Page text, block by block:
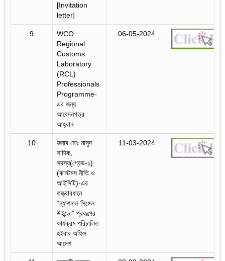
[Invitation
letter]
9
WCO
Regional
Customs
Laboratory
(RCL)
Professionals
Programme-
এর জন্য
আবেদনপত্র
আহ্বান
06-05-2024
10
জনাব মোঃ মাসুদ
সাদিক,
সদস্য(গ্রেড-১)
(কাস্টমস নীতি ও
আইসিটি)-এর
তত্ত্বাবধানে
“ন্যাশনাল সিঙ্গেল
উইন্ডো” প্রকল্পের
কার্যক্রম পরিচালিত
হইবার অফিস
আদেশ
11-03-2024